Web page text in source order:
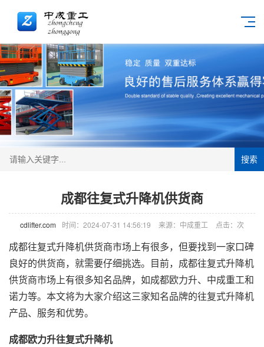
搜索
成都往复式升降机供货商
cdlifter.com 时间：2024-07-31 14:56:19 来源：中成重工 点击： 次
成都往复式升降机供货商市场上有很多，但要找到一家口碑
良好的供货商，就需要仔细挑选。目前，成都往复式升降机
供货商市场上有很多知名品牌，如成都欧力升、中成重工和
诺力等。本文将为大家介绍这三家知名品牌的往复式升降机
产品、服务和优势。
成都欧力升往复式升降机